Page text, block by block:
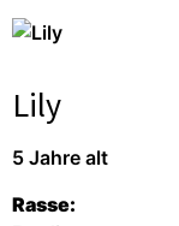
Lily
5 Jahre alt
Rasse: